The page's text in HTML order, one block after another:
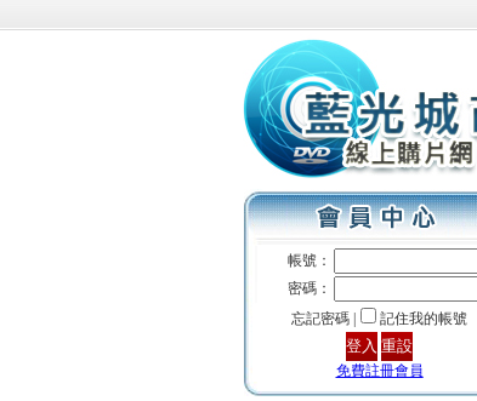
帳號：
密碼：
忘記密碼 |
記住我的帳號
免費註冊會員